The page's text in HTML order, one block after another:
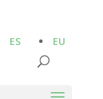
ES EU